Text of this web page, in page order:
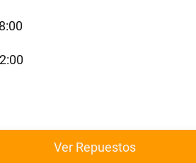
Ver Repuestos